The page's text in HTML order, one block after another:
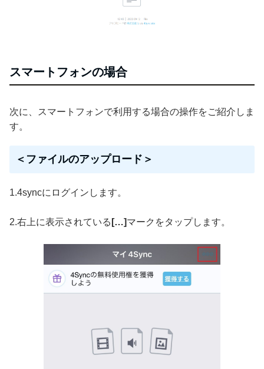
スマートフォンの場合
次に、スマートフォンで利用する場合の操作をご紹介しま
す。
＜ファイルのアップロード＞
1.4syncにログインします。
2.右上に表示されている […]マークをタップします。